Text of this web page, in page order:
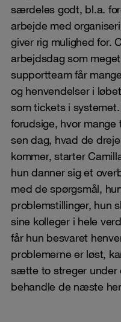
særdeles godt, bl.a.
arbejde med
giver rig mulighed for.
arbejdsdag som
supportteam får
og henvendelser i
som tickets i
forudsige, hvor
sen dag, hvad de
kommer, starter
hun danner sig et
med de spørgsmål,
problemstillinger, hun
sine kolleger i hele
får hun besvaret
problemerne er løst,
sætte to streger under
behandle de næste